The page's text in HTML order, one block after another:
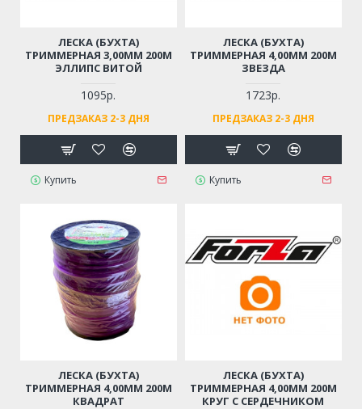
ЛЕСКА (БУХТА)
ТРИММЕРНАЯ 3,00ММ 200М
ЭЛЛИПС ВИТОЙ
1095р.
ПРЕДЗАКАЗ 2-3 ДНЯ
Купить
ЛЕСКА (БУХТА)
ТРИММЕРНАЯ 4,00ММ 200М
ЗВЕЗДА
1723р.
ПРЕДЗАКАЗ 2-3 ДНЯ
Купить
ЛЕСКА (БУХТА)
ТРИММЕРНАЯ 4,00ММ 200М
КВАДРАТ
ЛЕСКА (БУХТА)
ТРИММЕРНАЯ 4,00ММ 200М
КРУГ С СЕРДЕЧНИКОМ